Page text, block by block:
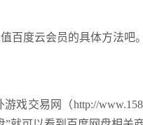
百度云会员的具体方法吧
游戏交易网 （http://